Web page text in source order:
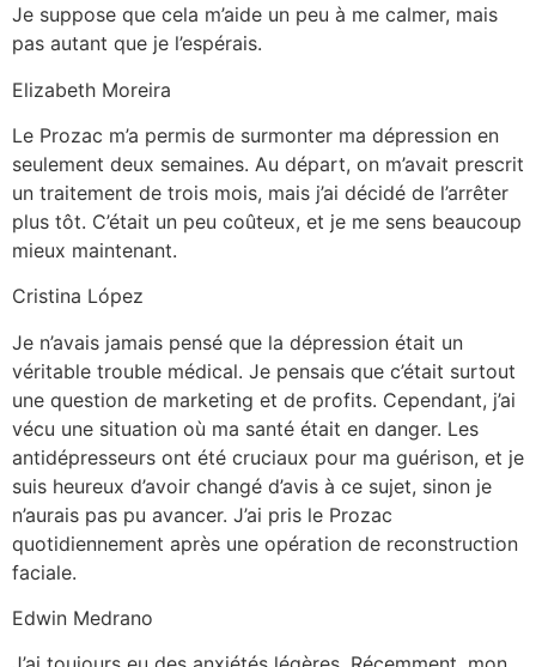
Je suppose que cela m’aide un peu à me calmer, mais
pas autant que je l’espérais.
Elizabeth Moreira
Le Prozac m’a permis de surmonter ma dépression en
seulement deux semaines. Au départ, on m’avait prescrit
un traitement de trois mois, mais j’ai décidé de l’arrêter
plus tôt. C’était un peu coûteux, et je me sens beaucoup
mieux maintenant.
Cristina López
Je n’avais jamais pensé que la dépression était un
véritable trouble médical. Je pensais que c’était surtout
une question de marketing et de profits. Cependant, j’ai
vécu une situation où ma santé était en danger. Les
antidépresseurs ont été cruciaux pour ma guérison, et je
suis heureux d’avoir changé d’avis à ce sujet, sinon je
n’aurais pas pu avancer. J’ai pris le Prozac
quotidiennement après une opération de reconstruction
faciale.
Edwin Medrano